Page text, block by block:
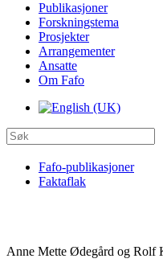
Publikasjoner
Forskningstema
Prosjekter
Arrangementer
Ansatte
Om Fafo
Fafo-publikasjoner
Faktaflak
Anne Mette Ødegård og Rolf